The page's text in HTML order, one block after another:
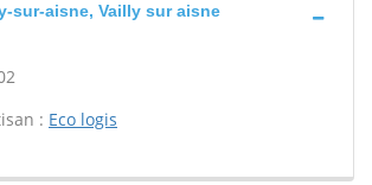
sur-aisne, Vailly sur aisne
: Eco logis